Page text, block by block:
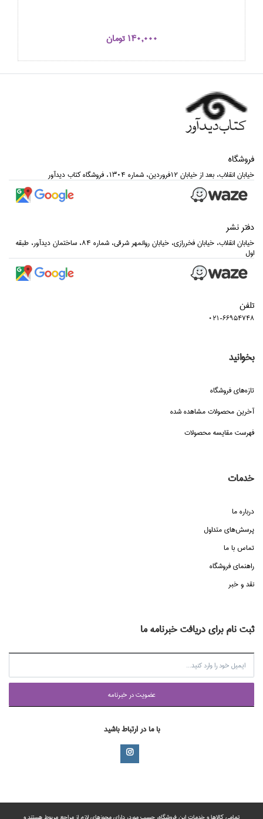
140,000 تومان
فروشگاه
خيابان انقلاب، بعد از خيابان 12فروردين، شماره 1304، فروشگاه كتاب ديدآور
دفتر نشر
خيابان انقلاب، خيابان فخررازي، خيابان روانمهر شرقي، شماره 84، ساختمان ديدآور، طبقه
اول
تلفن
021-66954748
بخوانید
تازه‌هاي فروشگاه
آخرین محصولات مشاهده شده
فهرست مقایسه محصولات
خدمات
درباره ما
پرسش‌هاي متداول
تماس با ما
راهنماي فروشگاه
نقد و خبر
ثبت نام برای دریافت خبرنامه ما
عضويت در خبرنامه
با ما در ارتباط باشید